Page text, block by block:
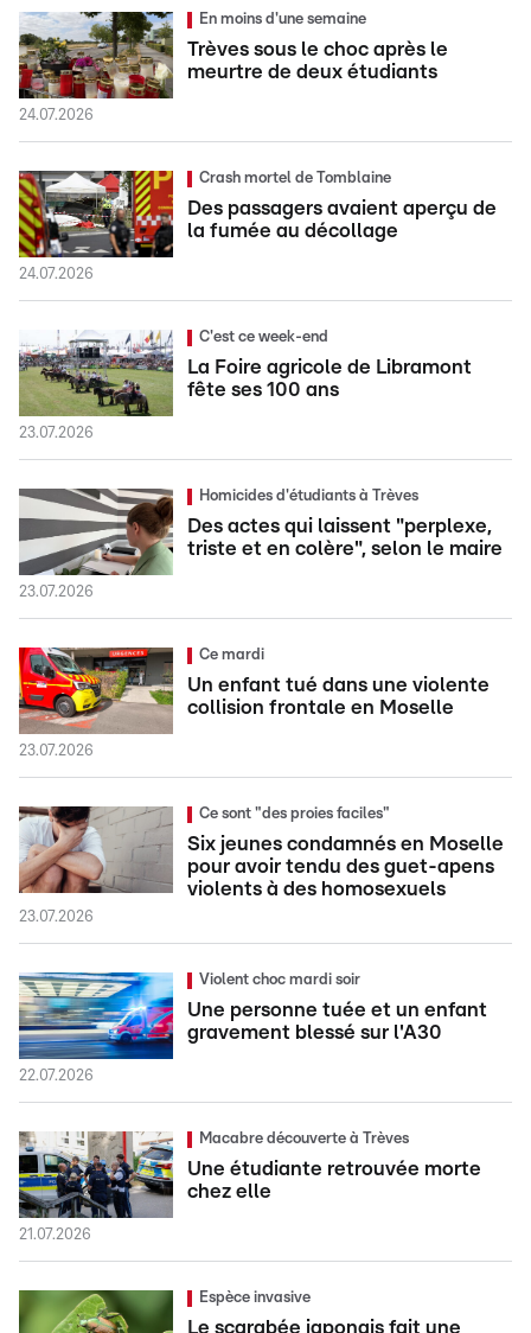
En moins d'une semaine
Trèves sous le choc après le
meurtre de deux étudiants
24.07.2026
Crash mortel de Tomblaine
Des passagers avaient aperçu de
la fumée au décollage
24.07.2026
C'est ce week-end
La Foire agricole de Libramont
fête ses 100 ans
23.07.2026
Homicides d'étudiants à Trèves
Des actes qui laissent "perplexe,
triste et en colère", selon le maire
23.07.2026
Ce mardi
Un enfant tué dans une violente
collision frontale en Moselle
23.07.2026
Ce sont "des proies faciles"
Six jeunes condamnés en Moselle
pour avoir tendu des guet-apens
violents à des homosexuels
23.07.2026
Violent choc mardi soir
Une personne tuée et un enfant
gravement blessé sur l'A30
22.07.2026
Macabre découverte à Trèves
Une étudiante retrouvée morte
chez elle
21.07.2026
Espèce invasive
Le scarabée japonais fait une